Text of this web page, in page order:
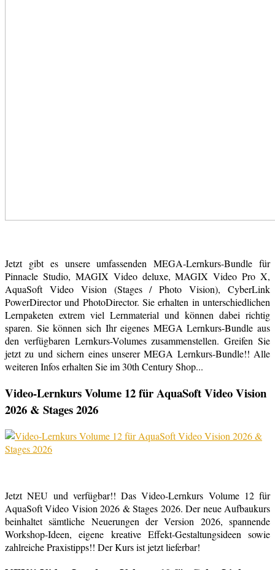
Jetzt gibt es unsere umfassenden MEGA-Lernkurs-Bundle für
Pinnacle Studio, MAGIX Video deluxe, MAGIX Video Pro X,
AquaSoft Video Vision (Stages / Photo Vision), CyberLink
PowerDirector und PhotoDirector. Sie erhalten in unterschiedlichen
Lernpaketen extrem viel Lernmaterial und können dabei richtig
sparen. Sie können sich Ihr eigenes MEGA Lernkurs-Bundle aus
den verfügbaren Lernkurs-Volumes zusammenstellen. Greifen Sie
jetzt zu und sichern eines unserer MEGA Lernkurs-Bundle!! Alle
weiteren Infos erhalten Sie im 30th Century Shop...
Video-Lernkurs Volume 12 für AquaSoft Video Vision
2026 & Stages 2026
Jetzt NEU und verfügbar!! Das Video-Lernkurs Volume 12 für
AquaSoft Video Vision 2026 & Stages 2026. Der neue Aufbaukurs
beinhaltet sämtliche Neuerungen der Version 2026, spannende
Workshop-Ideen, eigene kreative Effekt-Gestaltungsideen sowie
zahlreiche Praxistipps!! Der Kurs ist jetzt lieferbar!